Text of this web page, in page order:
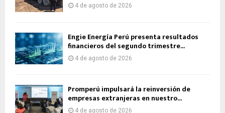
4 de agosto de 2026
Engie Energía Perú presenta resultados
financieros del segundo trimestre...
4 de agosto de 2026
Promperú impulsará la reinversión de
empresas extranjeras en nuestro...
4 de agosto de 2026